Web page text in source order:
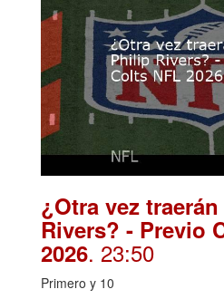
¿Otra vez
Rivers? - Previo
2026. 23:50
Primero y 10